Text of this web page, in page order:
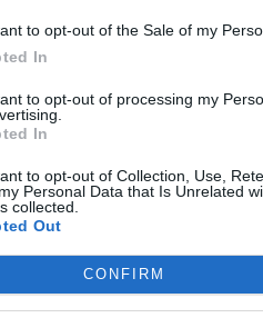
to opt-out of the Sale of my
In
to opt-out of processing my
In
to opt-out of Collection, Use,
Personal Data that Is Unrelated
collected.
Out
CONFIRM
μπροστά στις άλλες. Σ’
η νέα φουρνιά
με χαμόγελο και